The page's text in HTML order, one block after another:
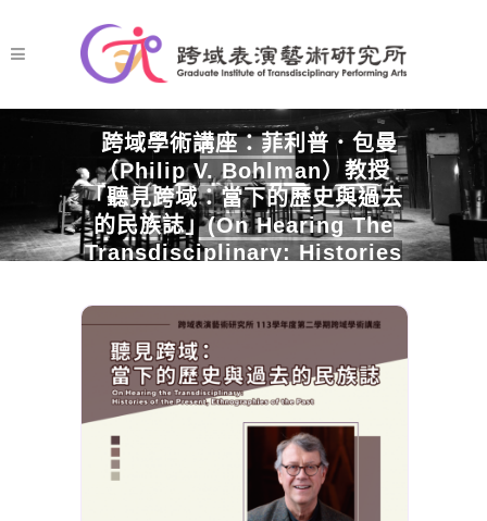
跨域學術講座：菲利普．包曼
（Philip V. Bohlman）教授
「聽見跨域：當下的歷史與過去
的民族誌」(On Hearing The
Transdisciplinary: Histories
Ethnographies Of The Past)